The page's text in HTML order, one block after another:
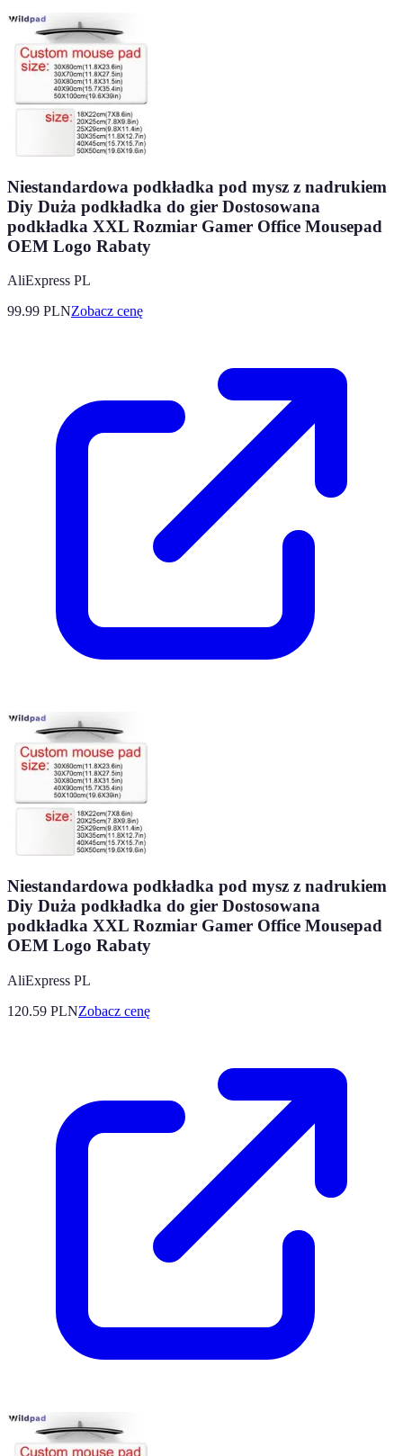
Niestandardowa podkładka pod mysz z nadrukiem
Diy Duża podkładka do gier Dostosowana
podkładka XXL Rozmiar Gamer Office Mousepad
OEM Logo Rabaty
AliExpress PL
99.99 PLNZobacz cenę
Niestandardowa podkładka pod mysz z nadrukiem
Diy Duża podkładka do gier Dostosowana
podkładka XXL Rozmiar Gamer Office Mousepad
OEM Logo Rabaty
AliExpress PL
120.59 PLNZobacz cenę